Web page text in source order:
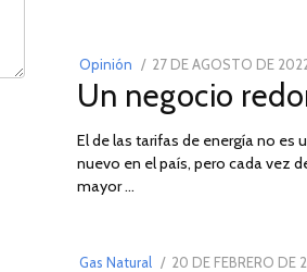
Opinión
POSTED
ON
27 DE AGOSTO DE
Un negocio
El de las tarifas de energía no es
nuevo en el país, pero cada vez
mayor …
Gas Natural
POSTED
20 DE FEBRERO DE